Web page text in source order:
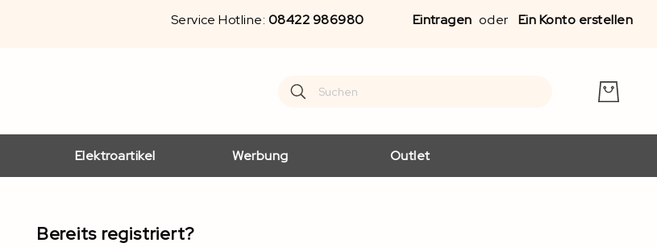
Service Hotline: 08422 986980 Eintragen Ein Konto erstellen
Search
Search
Elektroartikel Werbung Outlet
Bereits registriert?